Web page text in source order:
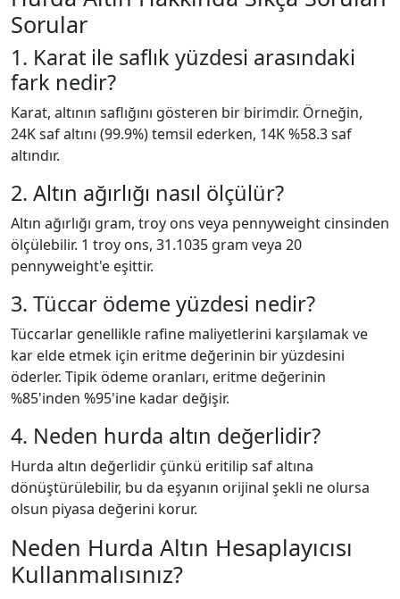
Sorular
1. Karat ile saflık yüzdesi arasındaki
fark nedir?
Karat, altının saflığını gösteren bir birimdir. Örneğin,
24K saf altını (99.9%) temsil ederken, 14K %58.3 saf
altındır.
2. Altın ağırlığı nasıl ölçülür?
Altın ağırlığı gram, troy ons veya pennyweight cinsinden
ölçülebilir. 1 troy ons, 31.1035 gram veya 20
pennyweight'e eşittir.
3. Tüccar ödeme yüzdesi nedir?
Tüccarlar genellikle rafine maliyetlerini karşılamak ve
kar elde etmek için eritme değerinin bir yüzdesini
öderler. Tipik ödeme oranları, eritme değerinin
%85'inden %95'ine kadar değişir.
4. Neden hurda altın değerlidir?
Hurda altın değerlidir çünkü eritilip saf altına
dönüştürülebilir, bu da eşyanın orijinal şekli ne olursa
olsun piyasa değerini korur.
Neden Hurda Altın Hesaplayıcısı
Kullanmalısınız?